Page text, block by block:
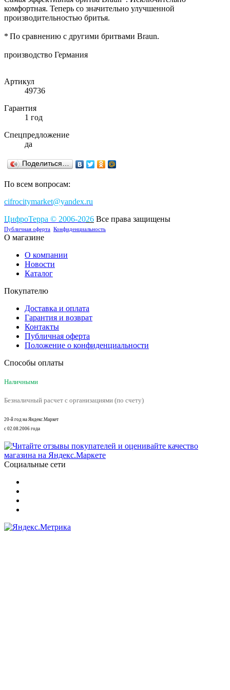
комфортная. Теперь со значительно улучшенной
производительностью бритья.
* По сравнению с другими бритвами Braun.
производство Германия
Артикул
49736
Гарантия
1 год
Спецпредложение
да
Поделиться…
По всем вопросам:
cifrocitymarket@yandex.ru
ЦифроТерра © 2006-2026 Все права защищены
Публичная оферта Конфиденциальность
О магазине
О компании
Новости
Каталог
Покупателю
Доставка и оплата
Гарантия и возврат
Контакты
Публичная оферта
Положение о конфиденциальности
Способы оплаты
Наличными
Безналичный расчет с организациями (по счету)
20-й год на Яндекс.Маркет
с 02.08.2006 года
Социальные сети